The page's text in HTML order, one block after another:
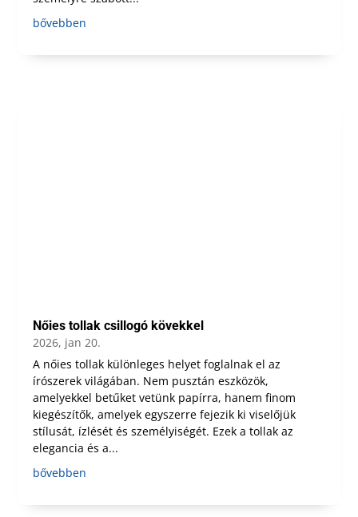
bővebben
Nőies tollak csillogó kövekkel
2026, jan 20.
A nőies tollak különleges helyet foglalnak el az
írószerek világában. Nem pusztán eszközök,
amelyekkel betűket vetünk papírra, hanem finom
kiegészítők, amelyek egyszerre fejezik ki viselőjük
stílusát, ízlését és személyiségét. Ezek a tollak az
elegancia és a...
bővebben